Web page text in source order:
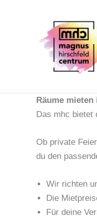
Räume mieten
Das mhc bietet
Ob private
du den
Wir richten
Die
Für deine